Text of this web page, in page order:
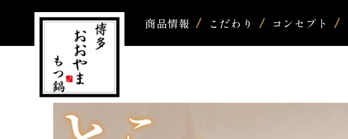
商品情報 こだわり コンセプト